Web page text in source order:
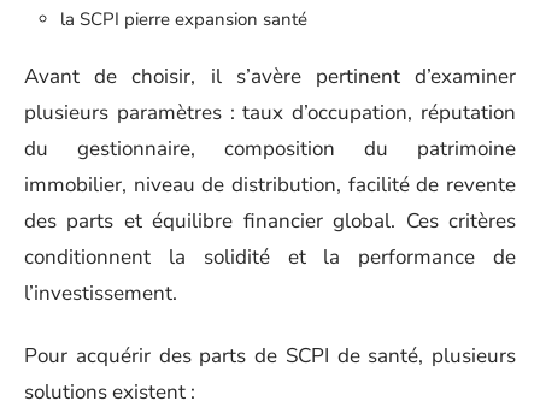
la SCPI pierre expansion santé
Avant de choisir, il s’avère pertinent d’examiner
plusieurs paramètres : taux d’occupation, réputation
du gestionnaire, composition du patrimoine
immobilier, niveau de distribution, facilité de revente
des parts et équilibre financier global. Ces critères
conditionnent la solidité et la performance de
l’investissement.
Pour acquérir des parts de SCPI de santé, plusieurs
solutions existent :